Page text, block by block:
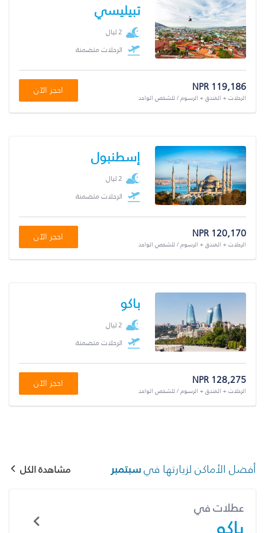
تبيليسي
2 ليال
الرحلات متضمنة
NPR 119,186
الرحلات + الفندق + الرسوم / للشخص الواحد
احجز الآن
إسطنبول
2 ليال
الرحلات متضمنة
NPR 120,170
الرحلات + الفندق + الرسوم / للشخص الواحد
احجز الآن
باكو
2 ليال
الرحلات متضمنة
NPR 128,275
الرحلات + الفندق + الرسوم / للشخص الواحد
احجز الآن
أفضل الأماكن لزيارتها فيسبتمبر مشاهدة الكل
عطلات في